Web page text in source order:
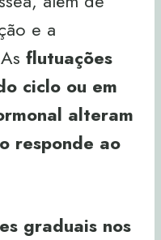
e a
flutuações
ciclo ou em
alteram
responde ao
graduais nos